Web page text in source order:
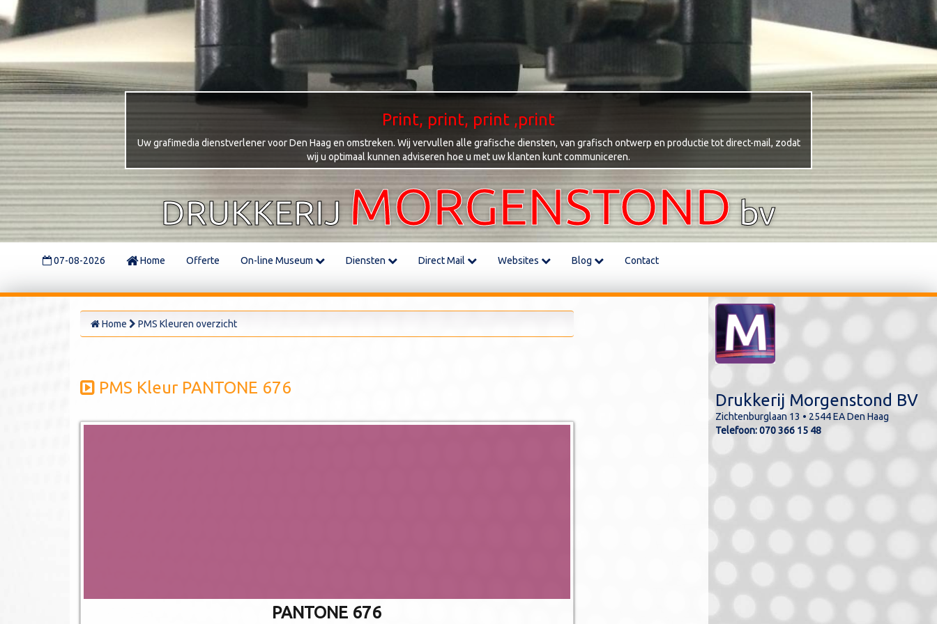
Print, print, print ,print
Uw grafimedia dienstverlener voor Den Haag en omstreken. Wij vervullen alle grafische diensten, van grafisch ontwerp en productie tot direct-mail, zodat
wij u optimaal kunnen adviseren hoe u met uw klanten kunt communiceren.
DRUKKERIJMORGENSTONDbv
07-08-2026 Home Offerte On-line Museum Diensten Direct Mail Websites Blog Contact
Home PMS Kleuren overzicht
PMS Kleur PANTONE 676
PANTONE 676
Drukkerij Morgenstond BV
Zichtenburglaan 13 • 2544 EA Den Haag
Telefoon:070 366 15 48